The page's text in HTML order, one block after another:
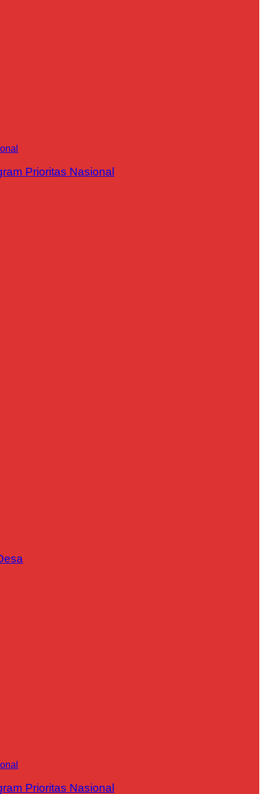
Prioritas Nasional
Prioritas Nasional